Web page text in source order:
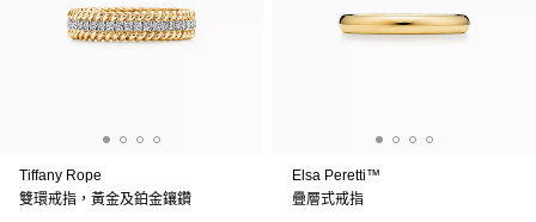
Tiffany Rope
雙環戒指，黃金及鉑金鑲鑽
Elsa Peretti™
疊層式戒指